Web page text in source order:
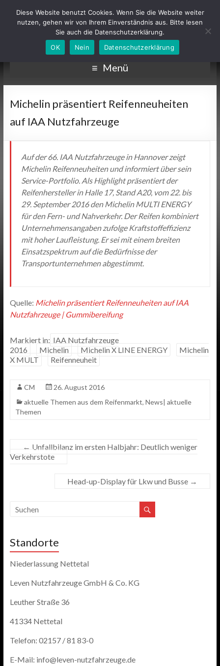
Menü
Michelin präsentiert Reifenneuheiten
auf IAA Nutzfahrzeuge
Auf der 66. IAA Nutzfahrzeuge in Hannover zeigt
Michelin Reifenneuheiten und informiert über sein
Service-Portfolio. Als Highlight präsentiert der
Reifenhersteller in Halle 17, Stand A20, vom 22. bis
29. September 2016 den Michelin MULTI ENERGY
für den Fern- und Nahverkehr. Der Reifen kombiniert
Unternehmensangaben zufolge Kraftstoffeffizienz
mit hoher Laufleistung. Er sei mit einem breiten
Einsatzspektrum auf die Bedürfnisse der
Transportunternehmen abgestimmt.
Quelle: Michelin präsentiert Reifenneuheiten auf IAA
Nutzfahrzeuge | Gummibereifung
Markiert in: IAA Nutzfahrzeuge
2016
Michelin Michelin X LINE ENERGY
Michelin
X MULT
Reifenneuheit
CM
26. August 2016
aktuelle Themen aus dem Reifenmarkt, News| aktuelle
Themen
← Unfallbilanz im ersten Halbjahr: Deutlich weniger
Verkehrstote
Head-up-Display für Lkw und Busse →
Standorte
Niederlassung Nettetal
Leven Nutzfahrzeuge GmbH & Co. KG
Leuther Straße 36
41334 Nettetal
Telefon: 02157 / 81 83-0
E-Mail: info@leven-nutzfahrzeuge.de
Diese Website benutzt Cookies. Wenn Sie die Website weiter
nutzen, gehen wir von Ihrem Einverständnis aus. Bitte lesen
Sie auch die Datenschutzerklärung.
OK
Nein Datenschutzerklärung